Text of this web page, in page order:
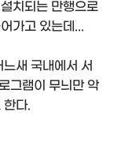
치되는 만행으로
가고 있는데...
새 국내에서 서
그램이 무늬만 악
한다.